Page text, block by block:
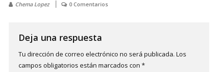
Chema Lopez 0 Comentarios
Deja una respuesta
Tu dirección de correo electrónico no será publicada. Los
campos obligatorios están marcados con *